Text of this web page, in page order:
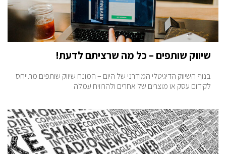
שיווק שותפים – כל מה שרציתם לדעת!
בנוף השיווק הדיגיטלי המודרני של היום – המונח שיווק שותפים מתייחס
לקידום עסק או מוצרים של אחרים ולהרוויח עמלה